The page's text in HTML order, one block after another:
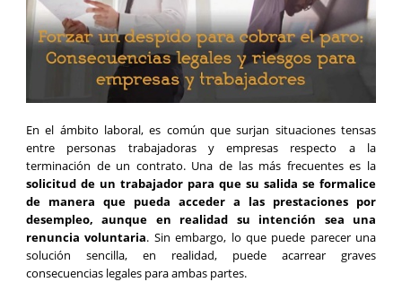
En el ámbito laboral, es común que surjan situaciones tensas
entre personas trabajadoras y empresas respecto a la
terminación de un contrato. Una de las más frecuentes es la
solicitud de un trabajador para que su salida se formalice
de manera que pueda acceder a las prestaciones por
desempleo, aunque en realidad su intención sea una
renuncia voluntaria. Sin embargo, lo que puede parecer una
solución sencilla, en realidad, puede acarrear graves
consecuencias legales para ambas partes.